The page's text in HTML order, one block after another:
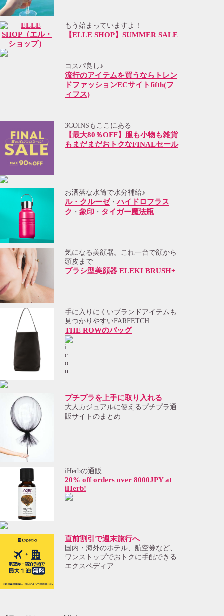
もう始まっていますよ！
【ELLE SHOP】SUMMER SALE
コスパ良し♪
流行のアイテムを買うならトレン
ドファッションECサイトfifth(フ
ィフス)
3COINSもここにある
【最大80％OFF】服も小物も雑貨
もまだまだおトクなFINALセール
お洒落な水筒で水分補給♪
ル・クルーゼ・ハイドロフラス
ク ・ 象印 ・ タイガー魔法瓶
気になる美顔器。これ一台で顔から
頭皮まで
ブラシ型美顔器 ELEKI BRUSH+
手に入りにくいブランドアイテムも
見つかりやすいFARFETCH
THE ROWのバッグ
プチプラを上手に取り入れる
大人カジュアルに使えるプチプラ通
販サイトのまとめ
iHerbの通販
20% off orders over 8000JPY at
iHerb!
直前割引で週末旅行へ
国内・海外のホテル、航空券など、
ワンストップでおトクに手配できる
エクスペディア